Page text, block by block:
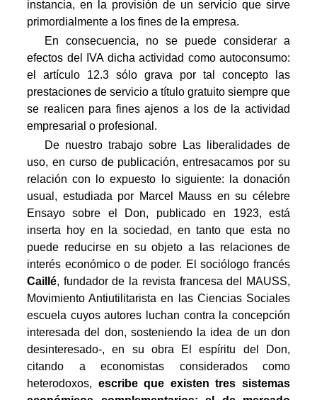
instancia, en la provisión de un servicio que sirve
primordialmente a los fines de la empresa.
En consecuencia, no se puede considerar a
efectos del IVA dicha actividad como autoconsumo:
el artículo 12.3 sólo grava por tal concepto las
prestaciones de servicio a título gratuito siempre que
se realicen para fines ajenos a los de la actividad
empresarial o profesional.
De nuestro trabajo sobre Las liberalidades de
uso, en curso de publicación, entresacamos por su
relación con lo expuesto lo siguiente: la donación
usual, estudiada por Marcel Mauss en su célebre
Ensayo sobre el Don, publicado en 1923, está
inserta hoy en la sociedad, en tanto que esta no
puede reducirse en su objeto a las relaciones de
interés económico o de poder. El sociólogo francés
Caillé, fundador de la revista francesa del MAUSS,
Movimiento Antiutilitarista en las Ciencias Sociales
escuela cuyos autores luchan contra la concepción
interesada del don, sosteniendo la idea de un don
desinteresado-, en su obra El espíritu del Don,
citando a economistas considerados como
heterodoxos, escribe que existen tres sistemas